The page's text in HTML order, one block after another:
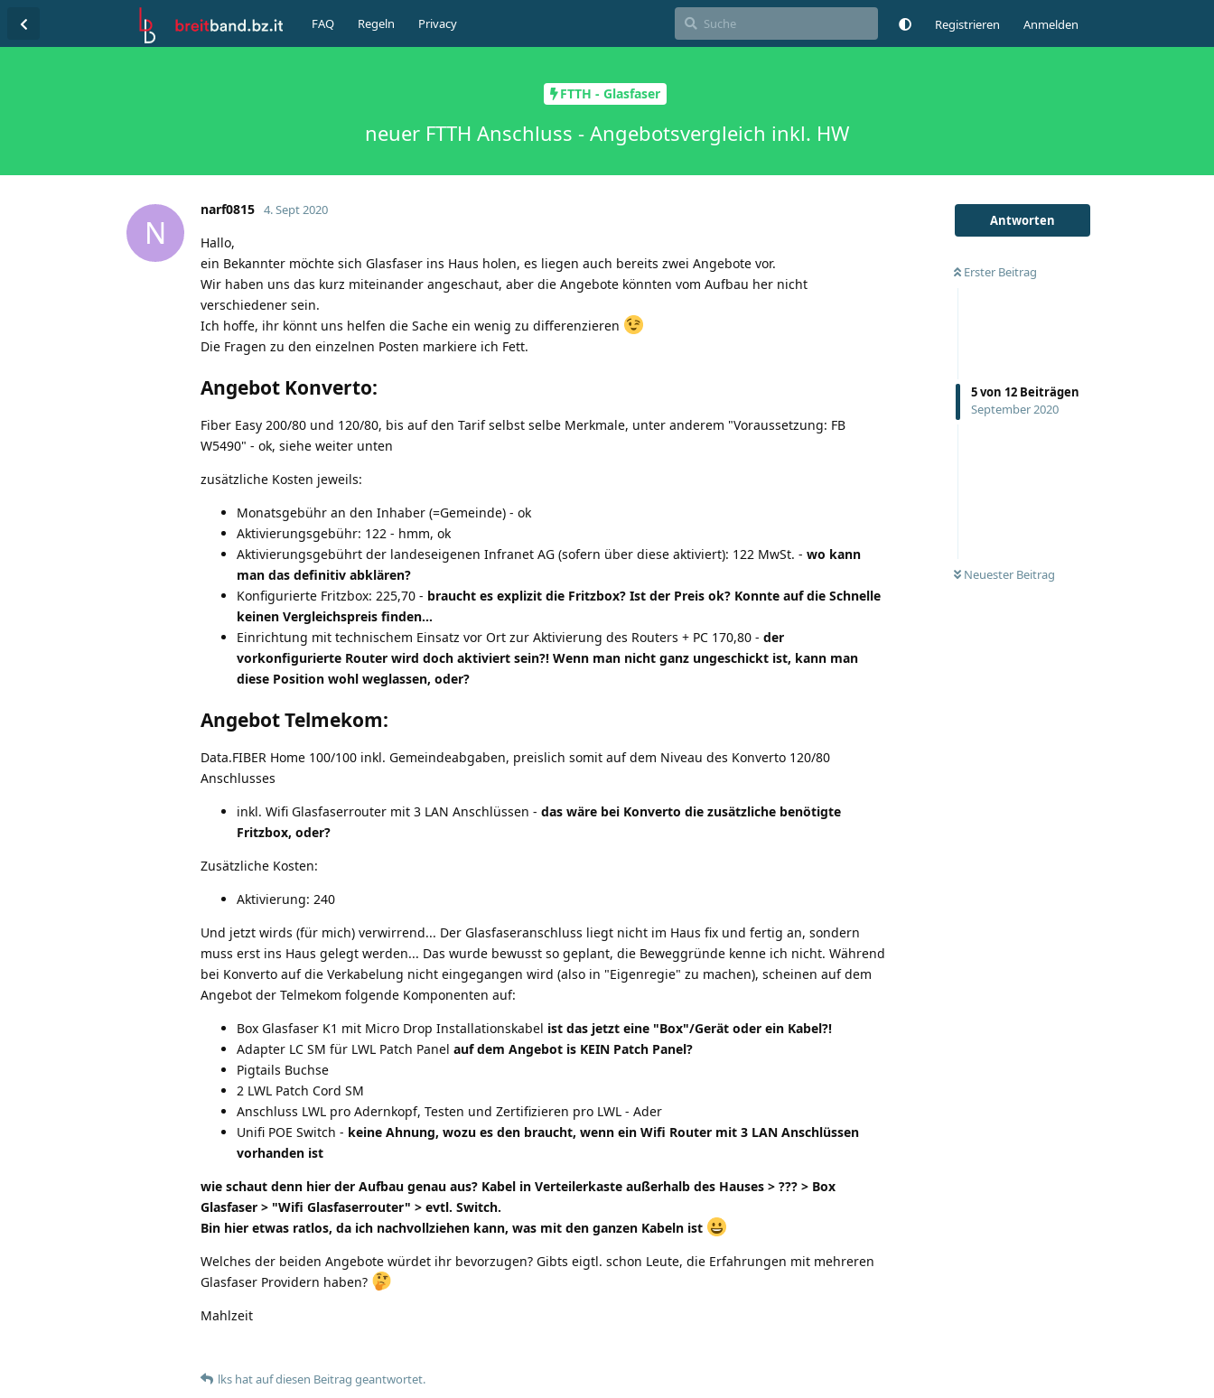
FAQ Regeln Privacy Registrieren Anmelden
FTTH - Glasfaser
neuer FTTH Anschluss - Angebotsvergleich inkl. HW
Antworten
Erster Beitrag
5von 12 Beiträgen
September 2020
Neuester Beitrag
N
narf0815 4. Sept 2020
Hallo,
ein Bekannter möchte sich Glasfaser ins Haus holen, es liegen auch bereits zwei Angebote vor.
Wir haben uns das kurz miteinander angeschaut, aber die Angebote könnten vom Aufbau her nicht
verschiedener sein.
Ich hoffe, ihr könnt uns helfen die Sache ein wenig zu differenzieren
Die Fragen zu den einzelnen Posten markiere ich Fett.
Angebot Konverto:
Fiber Easy 200/80 und 120/80, bis auf den Tarif selbst selbe Merkmale, unter anderem "Voraussetzung: FB
W5490" - ok, siehe weiter unten
zusätzliche Kosten jeweils:
Monatsgebühr an den Inhaber (=Gemeinde) - ok
Aktivierungsgebühr: 122 - hmm, ok
Aktivierungsgebührt der landeseigenen Infranet AG (sofern über diese aktiviert): 122 MwSt. - wo kann
man das definitiv abklären?
Konfigurierte Fritzbox: 225,70 - braucht es explizit die Fritzbox? Ist der Preis ok? Konnte auf die Schnelle
keinen Vergleichspreis finden...
Einrichtung mit technischem Einsatz vor Ort zur Aktivierung des Routers + PC 170,80 - der
vorkonfigurierte Router wird doch aktiviert sein?! Wenn man nicht ganz ungeschickt ist, kann man
diese Position wohl weglassen, oder?
Angebot Telmekom:
Data.FIBER Home 100/100 inkl. Gemeindeabgaben, preislich somit auf dem Niveau des Konverto 120/80
Anschlusses
inkl. Wifi Glasfaserrouter mit 3 LAN Anschlüssen - das wäre bei Konverto die zusätzliche benötigte
Fritzbox, oder?
Zusätzliche Kosten:
Aktivierung: 240
Und jetzt wirds (für mich) verwirrend... Der Glasfaseranschluss liegt nicht im Haus fix und fertig an, sondern
muss erst ins Haus gelegt werden... Das wurde bewusst so geplant, die Beweggründe kenne ich nicht. Während
bei Konverto auf die Verkabelung nicht eingegangen wird (also in "Eigenregie" zu machen), scheinen auf dem
Angebot der Telmekom folgende Komponenten auf:
Box Glasfaser K1 mit Micro Drop Installationskabel ist das jetzt eine "Box"/Gerät oder ein Kabel?!
Adapter LC SM für LWL Patch Panel auf dem Angebot is KEIN Patch Panel?
Pigtails Buchse
2 LWL Patch Cord SM
Anschluss LWL pro Adernkopf, Testen und Zertifizieren pro LWL - Ader
Unifi POE Switch - keine Ahnung, wozu es den braucht, wenn ein Wifi Router mit 3 LAN Anschlüssen
vorhanden ist
wie schaut denn hier der Aufbau genau aus? Kabel in Verteilerkaste außerhalb des Hauses > ??? > Box
Glasfaser > "Wifi Glasfaserrouter" > evtl. Switch.
Bin hier etwas ratlos, da ich nachvollziehen kann, was mit den ganzen Kabeln ist
Welches der beiden Angebote würdet ihr bevorzugen? Gibts eigtl. schon Leute, die Erfahrungen mit mehreren
Glasfaser Providern haben?
Mahlzeit
lks hatauf diesen Beitrag geantwortet.